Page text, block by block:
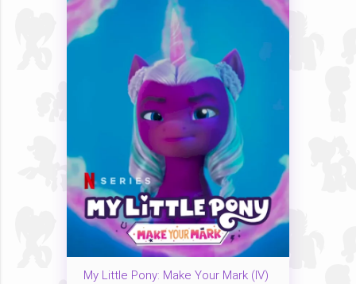
My Little Pony: Make Your Mark (IV)